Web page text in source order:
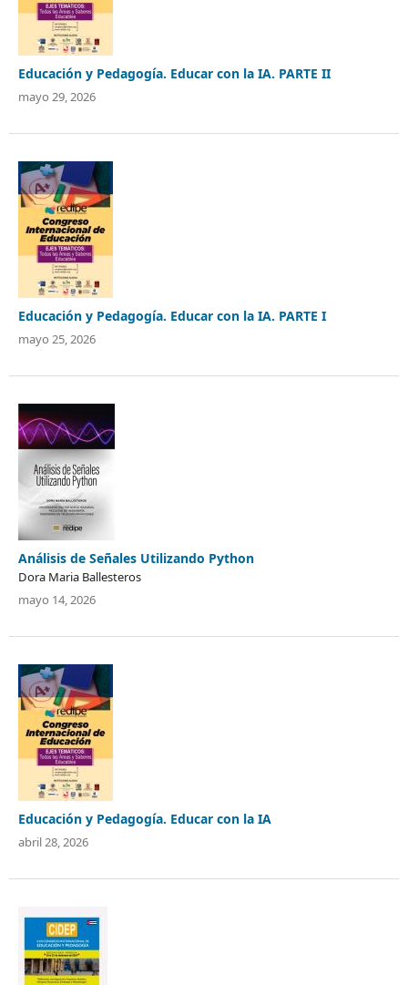
Educación y Pedagogía. Educar con la IA. PARTE II
mayo 29, 2026
Educación y Pedagogía. Educar con la IA. PARTE I
mayo 25, 2026
Análisis de Señales Utilizando Python
Dora Maria Ballesteros
mayo 14, 2026
Educación y Pedagogía. Educar con la IA
abril 28, 2026